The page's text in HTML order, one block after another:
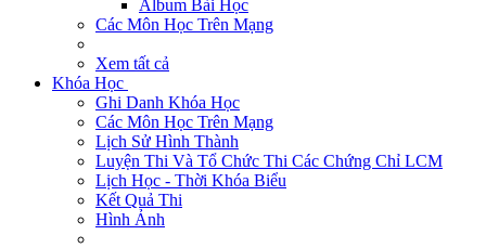
Album Bài Học
Các Môn Học Trên Mạng
Xem tất cả
Khóa Học
Ghi Danh Khóa Học
Các Môn Học Trên Mạng
Lịch Sử Hình Thành
Luyện Thi Và Tổ Chức Thi Các Chứng Chỉ LCM
Lịch Học - Thời Khóa Biểu
Kết Quả Thi
Hình Ảnh